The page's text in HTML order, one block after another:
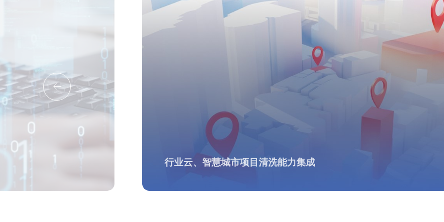
行业云、智慧城市项目清洗能力集成
